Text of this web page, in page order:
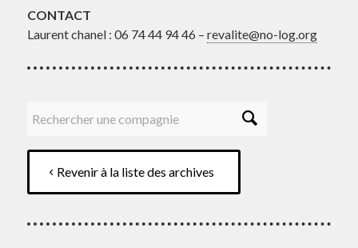
CONTACT
Laurent chanel : 06 74 44 94 46 – revalite@no-log.org
Revenir à la liste des archives